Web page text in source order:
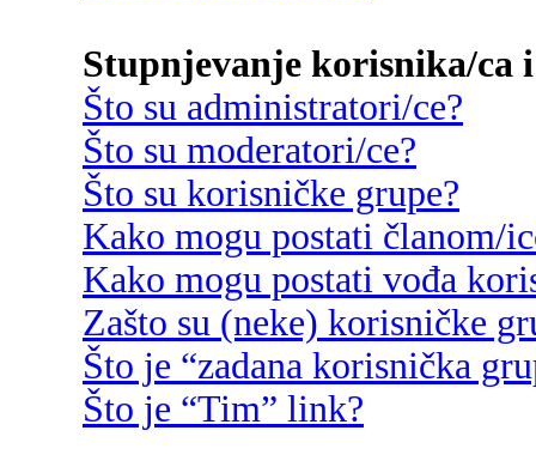
Stupnjevanje korisnika/ca
Što su administratori/ce?
Što su moderatori/ce?
Što su korisničke grupe?
Kako mogu postati članom/
Kako mogu postati vođa
Zašto su (neke) korisničke
Što je “zadana korisnička
Što je “Tim” link?